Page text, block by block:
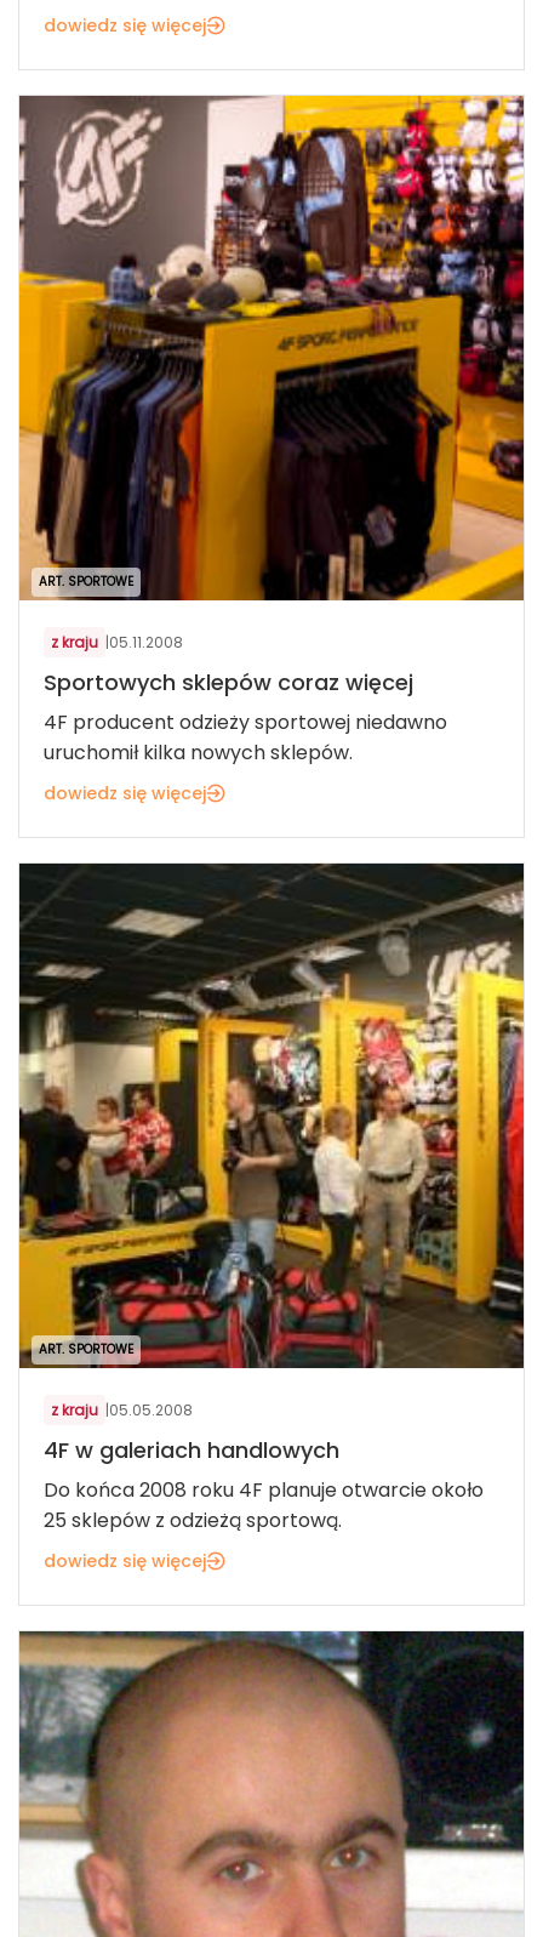
dowiedz się więcej
ART. SPORTOWE
z kraju |05.11.2008
Sportowych sklepów coraz więcej
4F producent odzieży sportowej niedawno
uruchomił kilka nowych sklepów.
dowiedz się więcej
ART. SPORTOWE
z kraju |05.05.2008
4F w galeriach handlowych
Do końca 2008 roku 4F planuje otwarcie około
25 sklepów z odzieżą sportową.
dowiedz się więcej